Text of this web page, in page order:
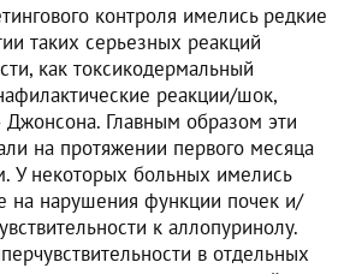
контроля имелись редкие
таких серьезных реакций
как токсикодермальный
реакции/шок,
Главным образом эти
на протяжении первого месяца
У некоторых больных имелись
на нарушения функции почек и/
к аллопуринолу.
в отдельных